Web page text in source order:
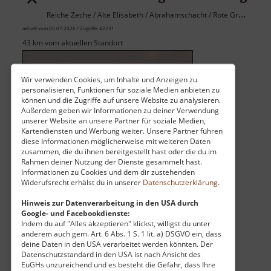
Wir verwenden Cookies, um Inhalte und Anzeigen zu
personalisieren, Funktionen für soziale Medien anbieten zu
können und die Zugriffe auf unsere Website zu analysieren.
Außerdem geben wir Informationen zu deiner Verwendung
unserer Website an unsere Partner für soziale Medien,
Kartendiensten und Werbung weiter. Unsere Partner führen
diese Informationen möglicherweise mit weiteren Daten
zusammen, die du ihnen bereitgestellt hast oder die du im
Rahmen deiner Nutzung der Dienste gesammelt hast.
Informationen zu Cookies und dem dir zustehenden
Widerufsrecht erhälst du in unserer Datenschutzerklärung.
Hinweis zur Datenverarbeitung in den USA durch
Google- und Facebookdienste:
Indem du auf "Alles akzeptieren" klickst, willigst du unter
anderem auch gem. Art. 6 Abs. 1 S. 1 lit. a) DSGVO ein, dass
deine Daten in den USA verarbeitet werden könnten. Der
Datenschutzstandard in den USA ist nach Ansicht des
EuGHs unzureichend und es besteht die Gefahr, dass Ihre
Reiche Zeche / Alte Elisabeth / Abrahamschacht / Rote Grube / Osterzgebirge
aktuell vom 05.07.2026 / Zugriffe: 42231
43 km vom aktuellen Standort
Die Himmelfahrt Fundgrube umfasst mehrere
Bergwerke. Dazu gehören unter anderem die
"Alte Elisabeth", die "Reiche Zeche", der
"Abrahamschacht" und die "Rote Grube".
Freiberg Silber gefunden und damit auch die
heutige Bergstadt gegründet. Baudenkmäl.. »
weiterlesenüber
Himmelfahrt
Fundgrube